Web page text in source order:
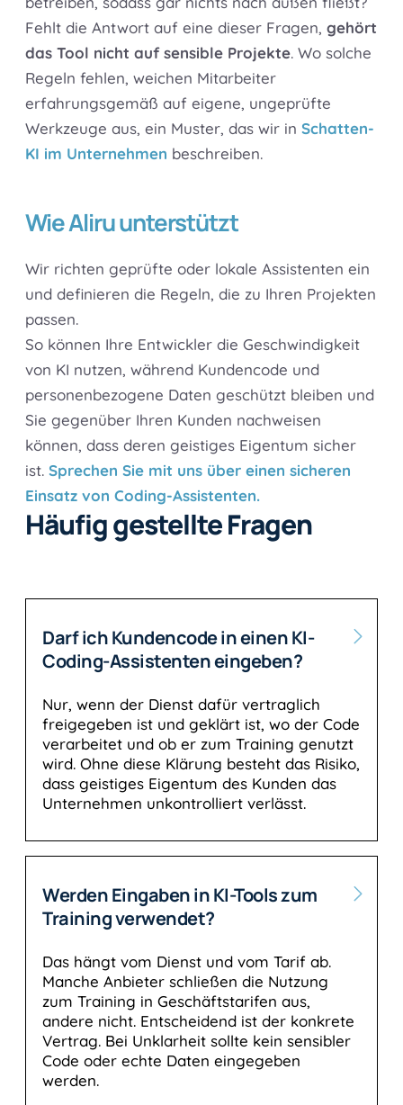
Fehlt die Antwort auf eine dieser Fragen, gehört
das Tool nicht auf sensible Projekte. Wo solche
Regeln fehlen, weichen Mitarbeiter
erfahrungsgemäß auf eigene, ungeprüfte
Werkzeuge aus, ein Muster, das wir in Schatten-
KI im Unternehmen beschreiben.
Wie Aliru unterstützt
Wir richten geprüfte oder lokale Assistenten ein
und definieren die Regeln, die zu Ihren Projekten
passen.
So können Ihre Entwickler die Geschwindigkeit
von KI nutzen, während Kundencode und
personenbezogene Daten geschützt bleiben und
Sie gegenüber Ihren Kunden nachweisen
können, dass deren geistiges Eigentum sicher
ist. Sprechen Sie mit uns über einen sicheren
Einsatz von Coding-Assistenten.
Häufig gestellte Fragen
Darf ich Kundencode in einen KI-
Coding-Assistenten eingeben?
Nur, wenn der Dienst dafür vertraglich
freigegeben ist und geklärt ist, wo der Code
verarbeitet und ob er zum Training genutzt
wird. Ohne diese Klärung besteht das Risiko,
dass geistiges Eigentum des Kunden das
Unternehmen unkontrolliert verlässt.
Werden Eingaben in KI-Tools zum
Training verwendet?
Das hängt vom Dienst und vom Tarif ab.
Manche Anbieter schließen die Nutzung
zum Training in Geschäftstarifen aus,
andere nicht. Entscheidend ist der konkrete
Vertrag. Bei Unklarheit sollte kein sensibler
Code oder echte Daten eingegeben
werden.